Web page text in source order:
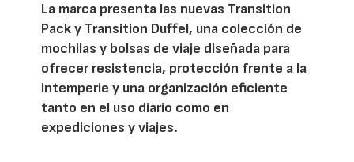
La marca presenta las nuevas Transition
Pack y Transition Duffel, una colección de
mochilas y bolsas de viaje diseñada para
ofrecer resistencia, protección frente a la
intemperie y una organización eficiente
tanto en el uso diario como en
expediciones y viajes.